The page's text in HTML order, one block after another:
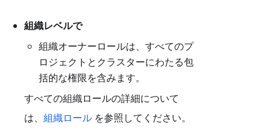
組織レベルで
組織オーナーロールは、すべてのプ
ロジェクトとクラスターにわたる包
括的な権限を含みます。
すべての組織ロールの詳細について
は、 組織ロール を参照してください。